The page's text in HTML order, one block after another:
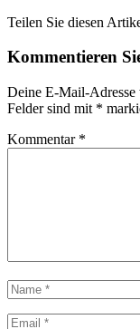
Teilen Sie diesen
Kommentieren
Deine E-Mail-
Felder sind mit *
Kommentar *